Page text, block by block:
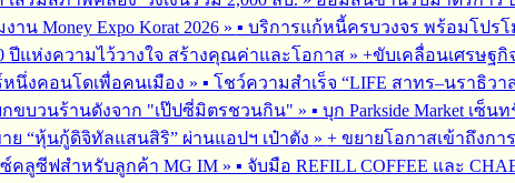
น Money Expo Korat 2026» ▪︎ บริการแก้หนี้ครบวงจร พร้อมโป
ปีแห่งความไว้วางใจ สร้างคุณค่าและโอกาส » +ขับเคลื่อนเศรษฐกิ
หนึ่งคอนโดเพื่อคนเมือง » ▪︎ โชว์ความสำเร็จ “LIFE สาทร–นราธิว
ขบวนร้านดังจาก "เป๊ปซี่มิตรชวนกิน" » ▪︎ บุก Parkside Market เ
ย “หุ้นกู้ดิจิทัลแสนสิริ” ผ่านแอปฯ เป๋าตัง » + ขยายโอกาสเข้าถึงก
คลูซีฟสำหรับลูกค้า MG IM » ▪︎ จับมือ REFILL COFFEE และ